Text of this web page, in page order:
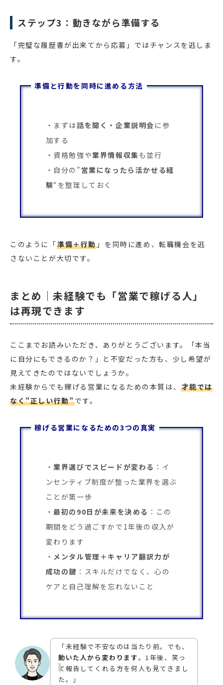
ステップ3：動きながら準備する
「完璧な履歴書が出来てから応募」ではチャンスを逃しま
す。
準備と行動を同時に進める方法
まずは話を聞く・企業説明会 に参
加する
資格勉強や業界情報収集も並行
自分の” 営業になったら活かせる経
験“を整理しておく
このように「準備＋行動 」を同時に進め、転職機会を逃
さないことが大切です。
まとめ｜未経験でも「営業で稼げる人」
は再現できます
ここまでお読みいただき、ありがとうございます。「本当
に自分にもできるのか？」と不安だった方も、少し希望が
見えてきたのではないでしょうか。
未経験からでも稼げる営業になるための本質は、才能では
なく”正しい行動”です。
稼げる営業になるための3つの真実
業界選びでスピードが変わる ：イ
ンセンティブ制度が整った業界を選ぶ
ことが第一歩
最初の90日が未来を決める ：この
期間をどう過ごすかで1年後の収入が
変わります
メンタル管理＋キャリア翻訳力が
成功の鍵 ：スキルだけでなく、心の
ケアと自己理解を忘れないこと
「未経験で不安なのは当たり前。でも、
動いた人から変わります。1年後、笑っ
て報告してくれる方を何人も見てきまし
た。」